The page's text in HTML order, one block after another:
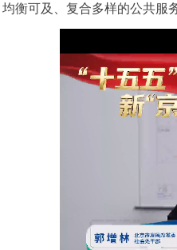
衡可及、复合多样的公共服